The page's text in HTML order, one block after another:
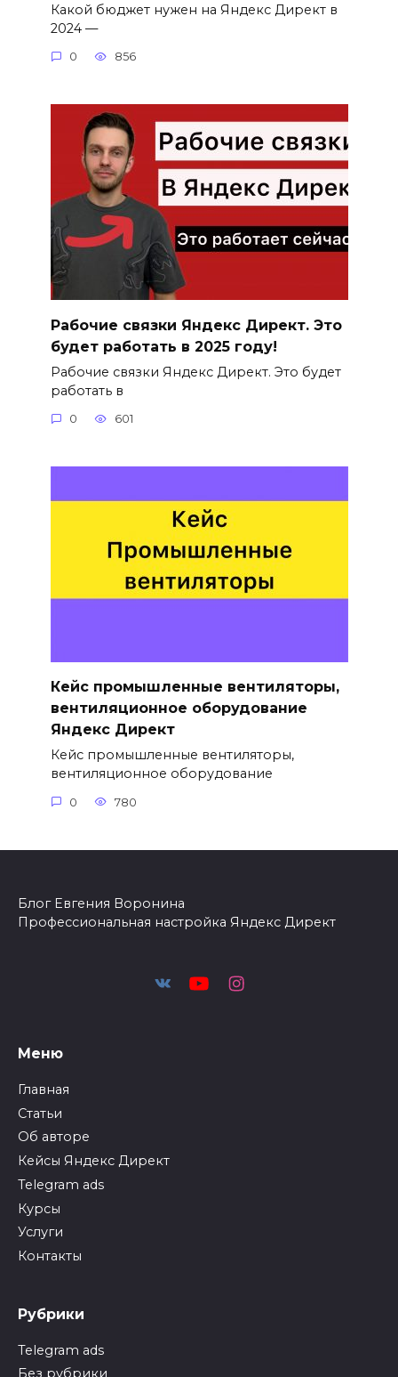
Какой бюджет нужен на Яндекс Директ в
2024 —
0 856
Рабочие связки Яндекс Директ. Это
будет работать в 2025 году!
Рабочие связки Яндекс Директ. Это будет
работать в
0 601
Кейс промышленные вентиляторы,
вентиляционное оборудование
Яндекс Директ
Кейс промышленные вентиляторы,
вентиляционное оборудование
0 780
Блог Евгения Воронина
Профессиональная настройка Яндекс Директ
Меню
Главная
Статьи
Об авторе
Кейсы Яндекс Директ
Telegram ads
Курсы
Услуги
Контакты
Рубрики
Telegram ads
Без рубрики